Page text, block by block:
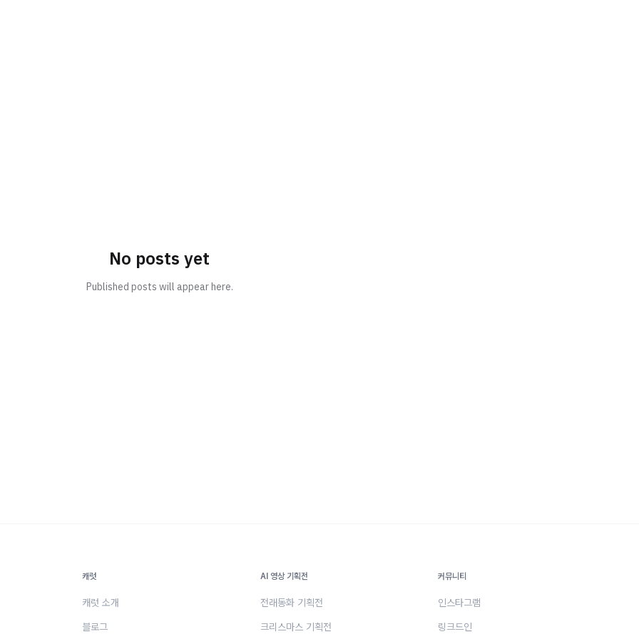
No posts yet
Published posts will appear here.
캐럿
캐럿 소개
블로그
AI 영상 기획전
전래동화 기획전
크리스마스 기획전
커뮤니티
인스타그램
링크드인